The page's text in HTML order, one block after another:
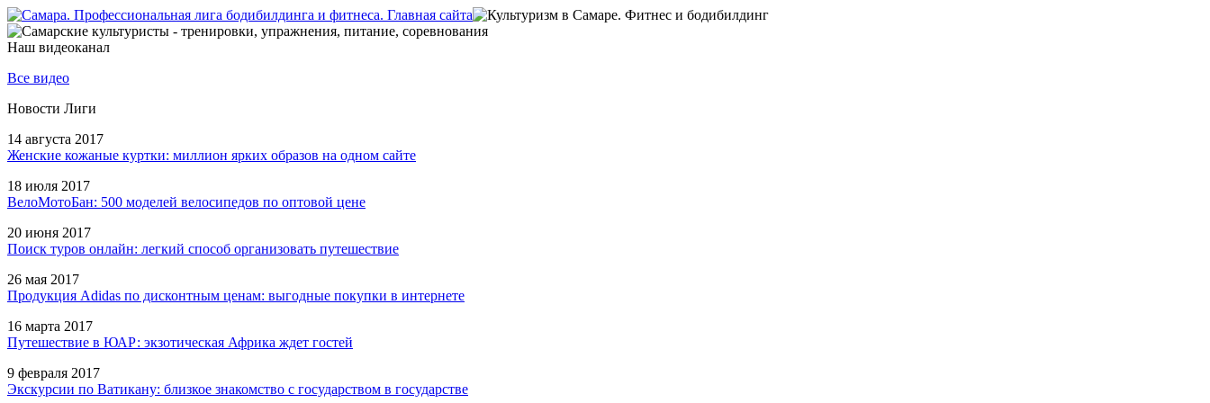
Наш видеоканал
Все видео
Новости Лиги
14 августа 2017
Женские кожаные куртки: миллион ярких образов на одном сайте
18 июля 2017
ВелоМотоБан: 500 моделей велосипедов по оптовой цене
20 июня 2017
Поиск туров онлайн: легкий способ организовать путешествие
26 мая 2017
Продукция Adidas по дисконтным ценам: выгодные покупки в интернете
16 марта 2017
Путешествие в ЮАР: экзотическая Африка ждет гостей
9 февраля 2017
Экскурсии по Ватикану: близкое знакомство с государством в государстве